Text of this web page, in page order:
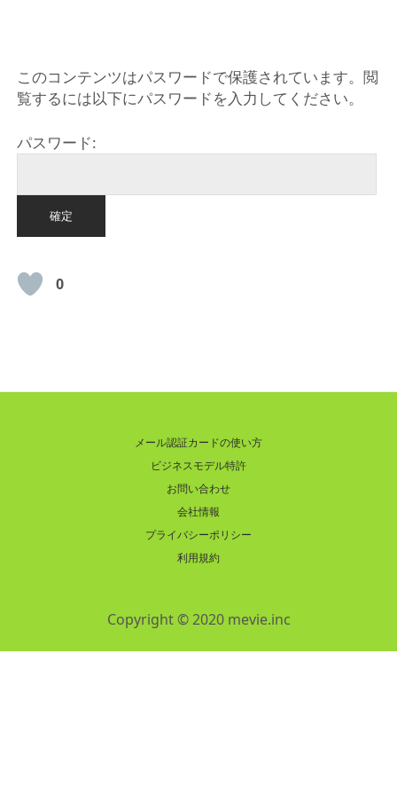
このコンテンツはパスワードで保護されています。閲
覧するには以下にパスワードを入力してください。
パスワード:
0
メール認証カードの使い方
ビジネスモデル特許
お問い合わせ
会社情報
プライバシーポリシー
利用規約
Copyright © 2020 mevie.inc